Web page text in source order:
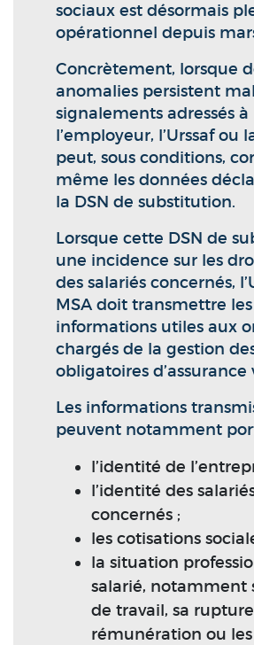
sociaux est désormais
opérationnel depuis
Concrètement, lorsque
anomalies persistent
signalements adressés à
l’employeur, l’Urssaf ou
peut, sous conditions,
même les données
la DSN de substitution.
Lorsque cette DSN de
une incidence sur les
des salariés concernés,
MSA doit transmettre les
informations utiles aux
chargés de la gestion
obligatoires d’assurance
Les informations
peuvent notamment
l’identité de
l’identité des
concernés ;
les cotisations
la situation
salarié, notamment
de travail, sa
rémunération ou